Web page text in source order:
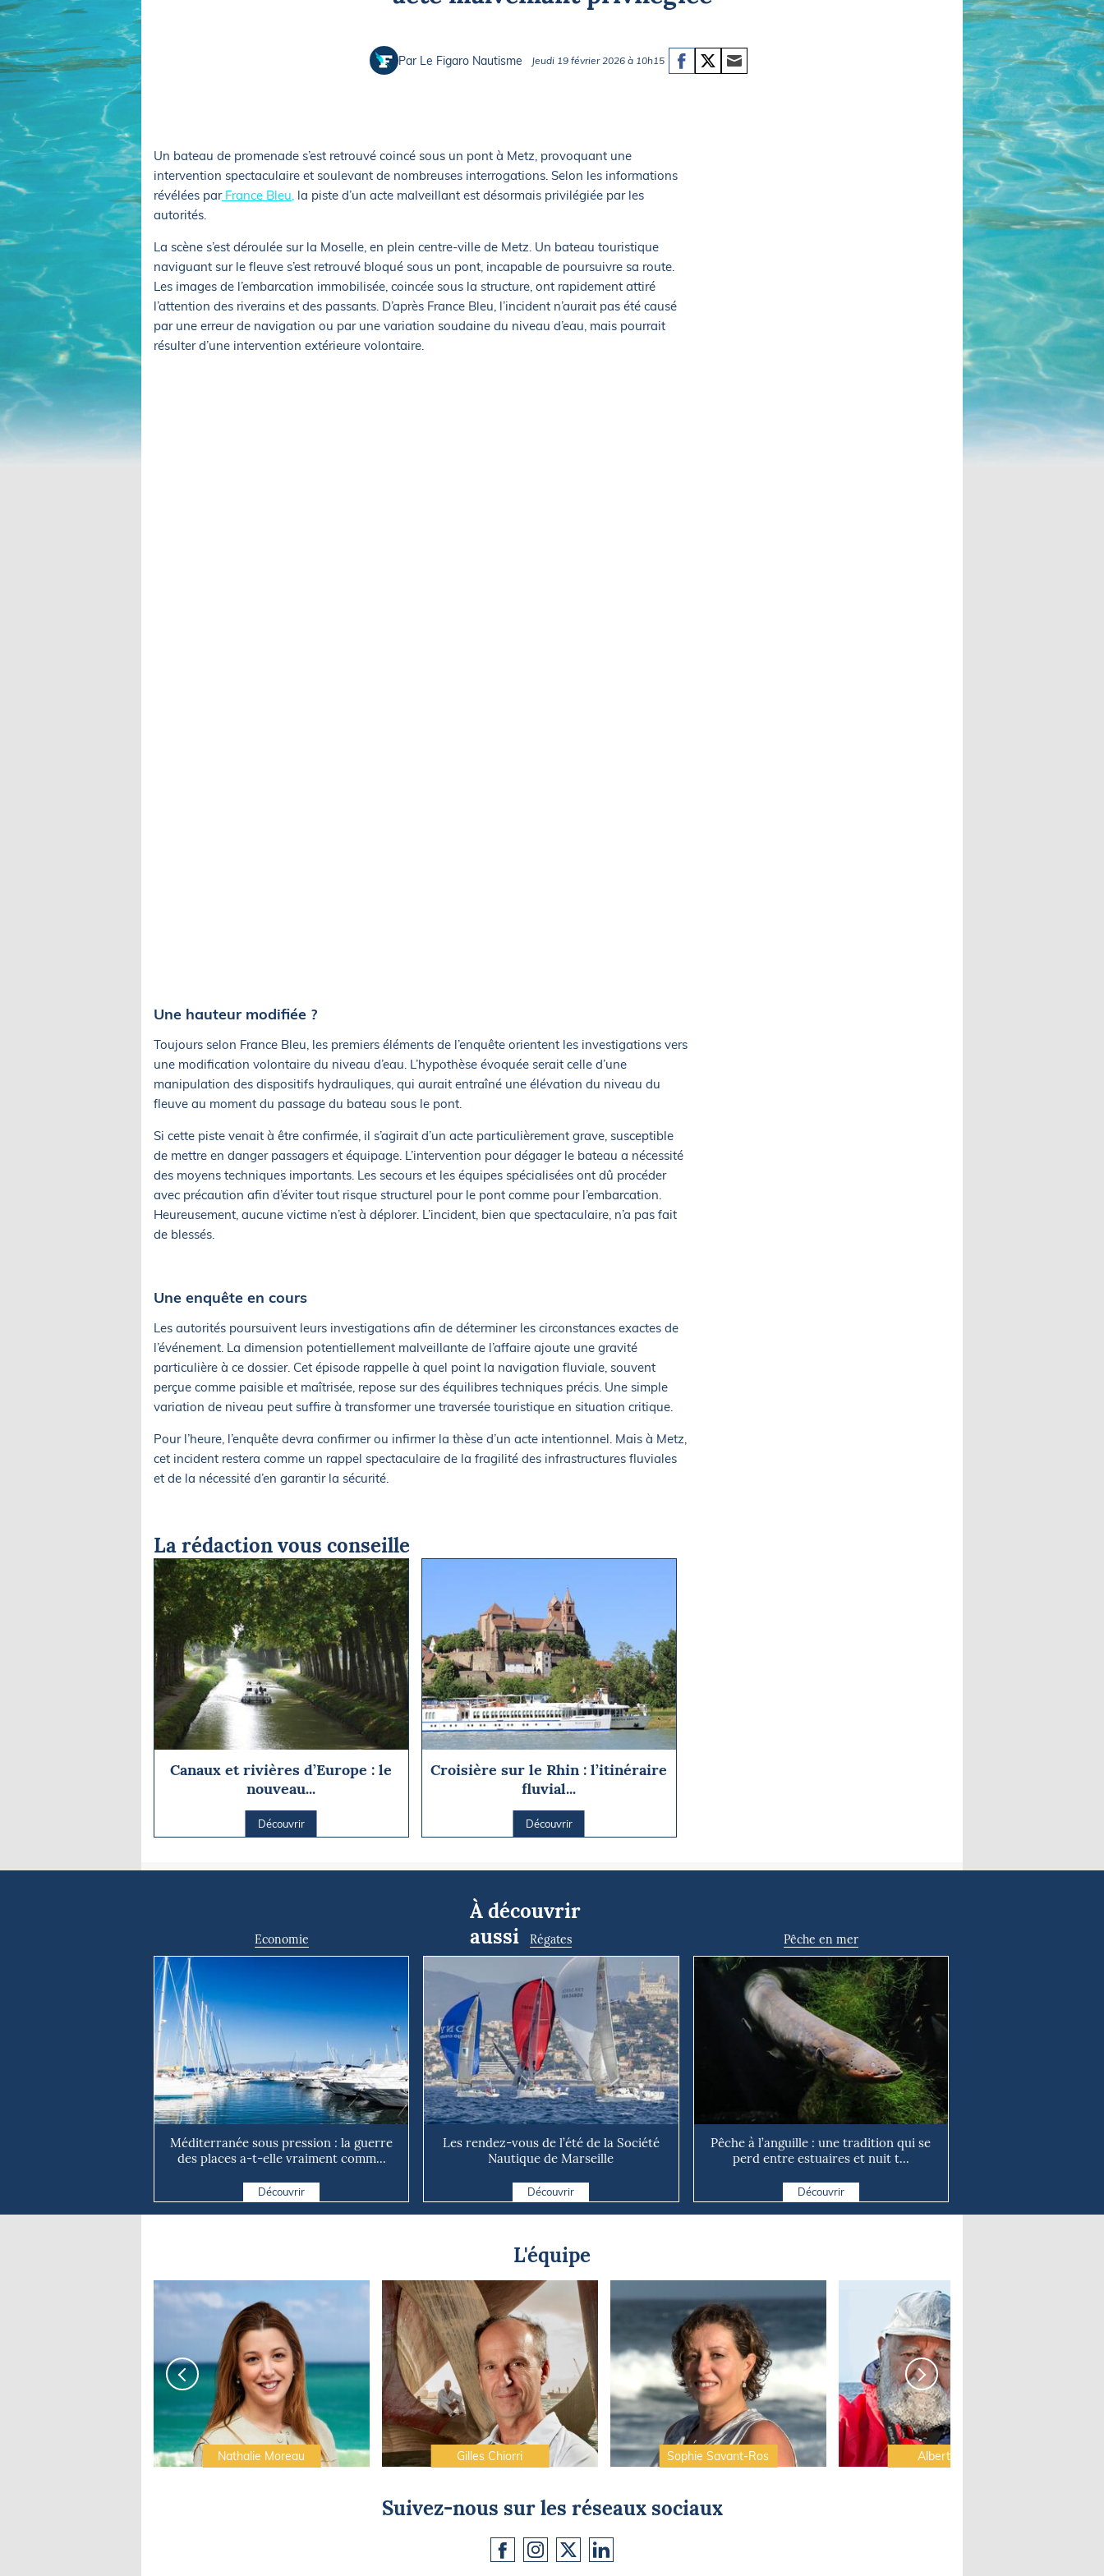
Pêche en mer
Plongée
Briefings
FLASH INFO
Par Le Figaro Nautisme Jeudi 19 février 2026 à 10h15
Un bateau de promenade s’est retrouvé coincé sous un pont à Metz, provoquant une
intervention spectaculaire et soulevant de nombreuses interrogations. Selon les informations
révélées parFrance Bleu, la piste d’un acte malveillant est désormais privilégiée par les
autorités.
La scène s’est déroulée sur la Moselle, en plein centre-ville de Metz. Un bateau touristique
naviguant sur le fleuve s’est retrouvé bloqué sous un pont, incapable de poursuivre sa route.
Les images de l’embarcation immobilisée, coincée sous la structure, ont rapidement attiré
l’attention des riverains et des passants. D’après France Bleu, l’incident n’aurait pas été causé
par une erreur de navigation ou par une variation soudaine du niveau d’eau, mais pourrait
résulter d’une intervention extérieure volontaire.
Une hauteur modifiée ?
Toujours selon France Bleu, les premiers éléments de l’enquête orientent les investigations vers
une modification volontaire du niveau d’eau. L’hypothèse évoquée serait celle d’une
manipulation des dispositifs hydrauliques, qui aurait entraîné une élévation du niveau du
fleuve au moment du passage du bateau sous le pont.
Si cette piste venait à être confirmée, il s’agirait d’un acte particulièrement grave, susceptible
de mettre en danger passagers et équipage. L’intervention pour dégager le bateau a nécessité
des moyens techniques importants. Les secours et les équipes spécialisées ont dû procéder
avec précaution afin d’éviter tout risque structurel pour le pont comme pour l’embarcation.
Heureusement, aucune victime n’est à déplorer. L’incident, bien que spectaculaire, n’a pas fait
de blessés.
Une enquête en cours
Les autorités poursuivent leurs investigations afin de déterminer les circonstances exactes de
l’événement. La dimension potentiellement malveillante de l’affaire ajoute une gravité
particulière à ce dossier. Cet épisode rappelle à quel point la navigation fluviale, souvent
perçue comme paisible et maîtrisée, repose sur des équilibres techniques précis. Une simple
variation de niveau peut suffire à transformer une traversée touristique en situation critique.
Pour l’heure, l’enquête devra confirmer ou infirmer la thèse d’un acte intentionnel. Mais à Metz,
cet incident restera comme un rappel spectaculaire de la fragilité des infrastructures fluviales
et de la nécessité d’en garantir la sécurité.
La rédaction vous conseille
Canaux et rivières d’Europe : le
nouveau...
Découvrir
Croisière sur le Rhin : l’itinéraire
fluvial...
Découvrir
À découvrir
aussi
Economie
Méditerranée sous pression : la guerre
des places a-t-elle vraiment comm...
Découvrir
Régates
Les rendez-vous de l’été de la Société
Nautique de Marseille
Découvrir
Pêche en mer
Pêche à l’anguille : une tradition qui se
perd entre estuaires et nuit t...
Découvrir
L'équipe
Nathalie Moreau Gilles Chiorri Sophie Savant-Ros Albert Brel
Suivez-nous sur les réseaux sociaux